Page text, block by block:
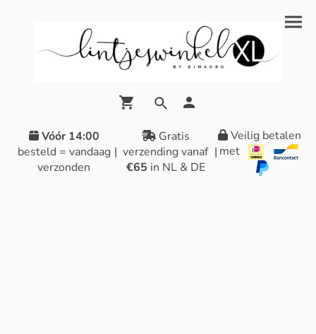
Vóór 14:00
besteld = vandaag
verzonden
|
Gratis
verzending vanaf
€65 in NL & DE
|
Veilig betalen
met